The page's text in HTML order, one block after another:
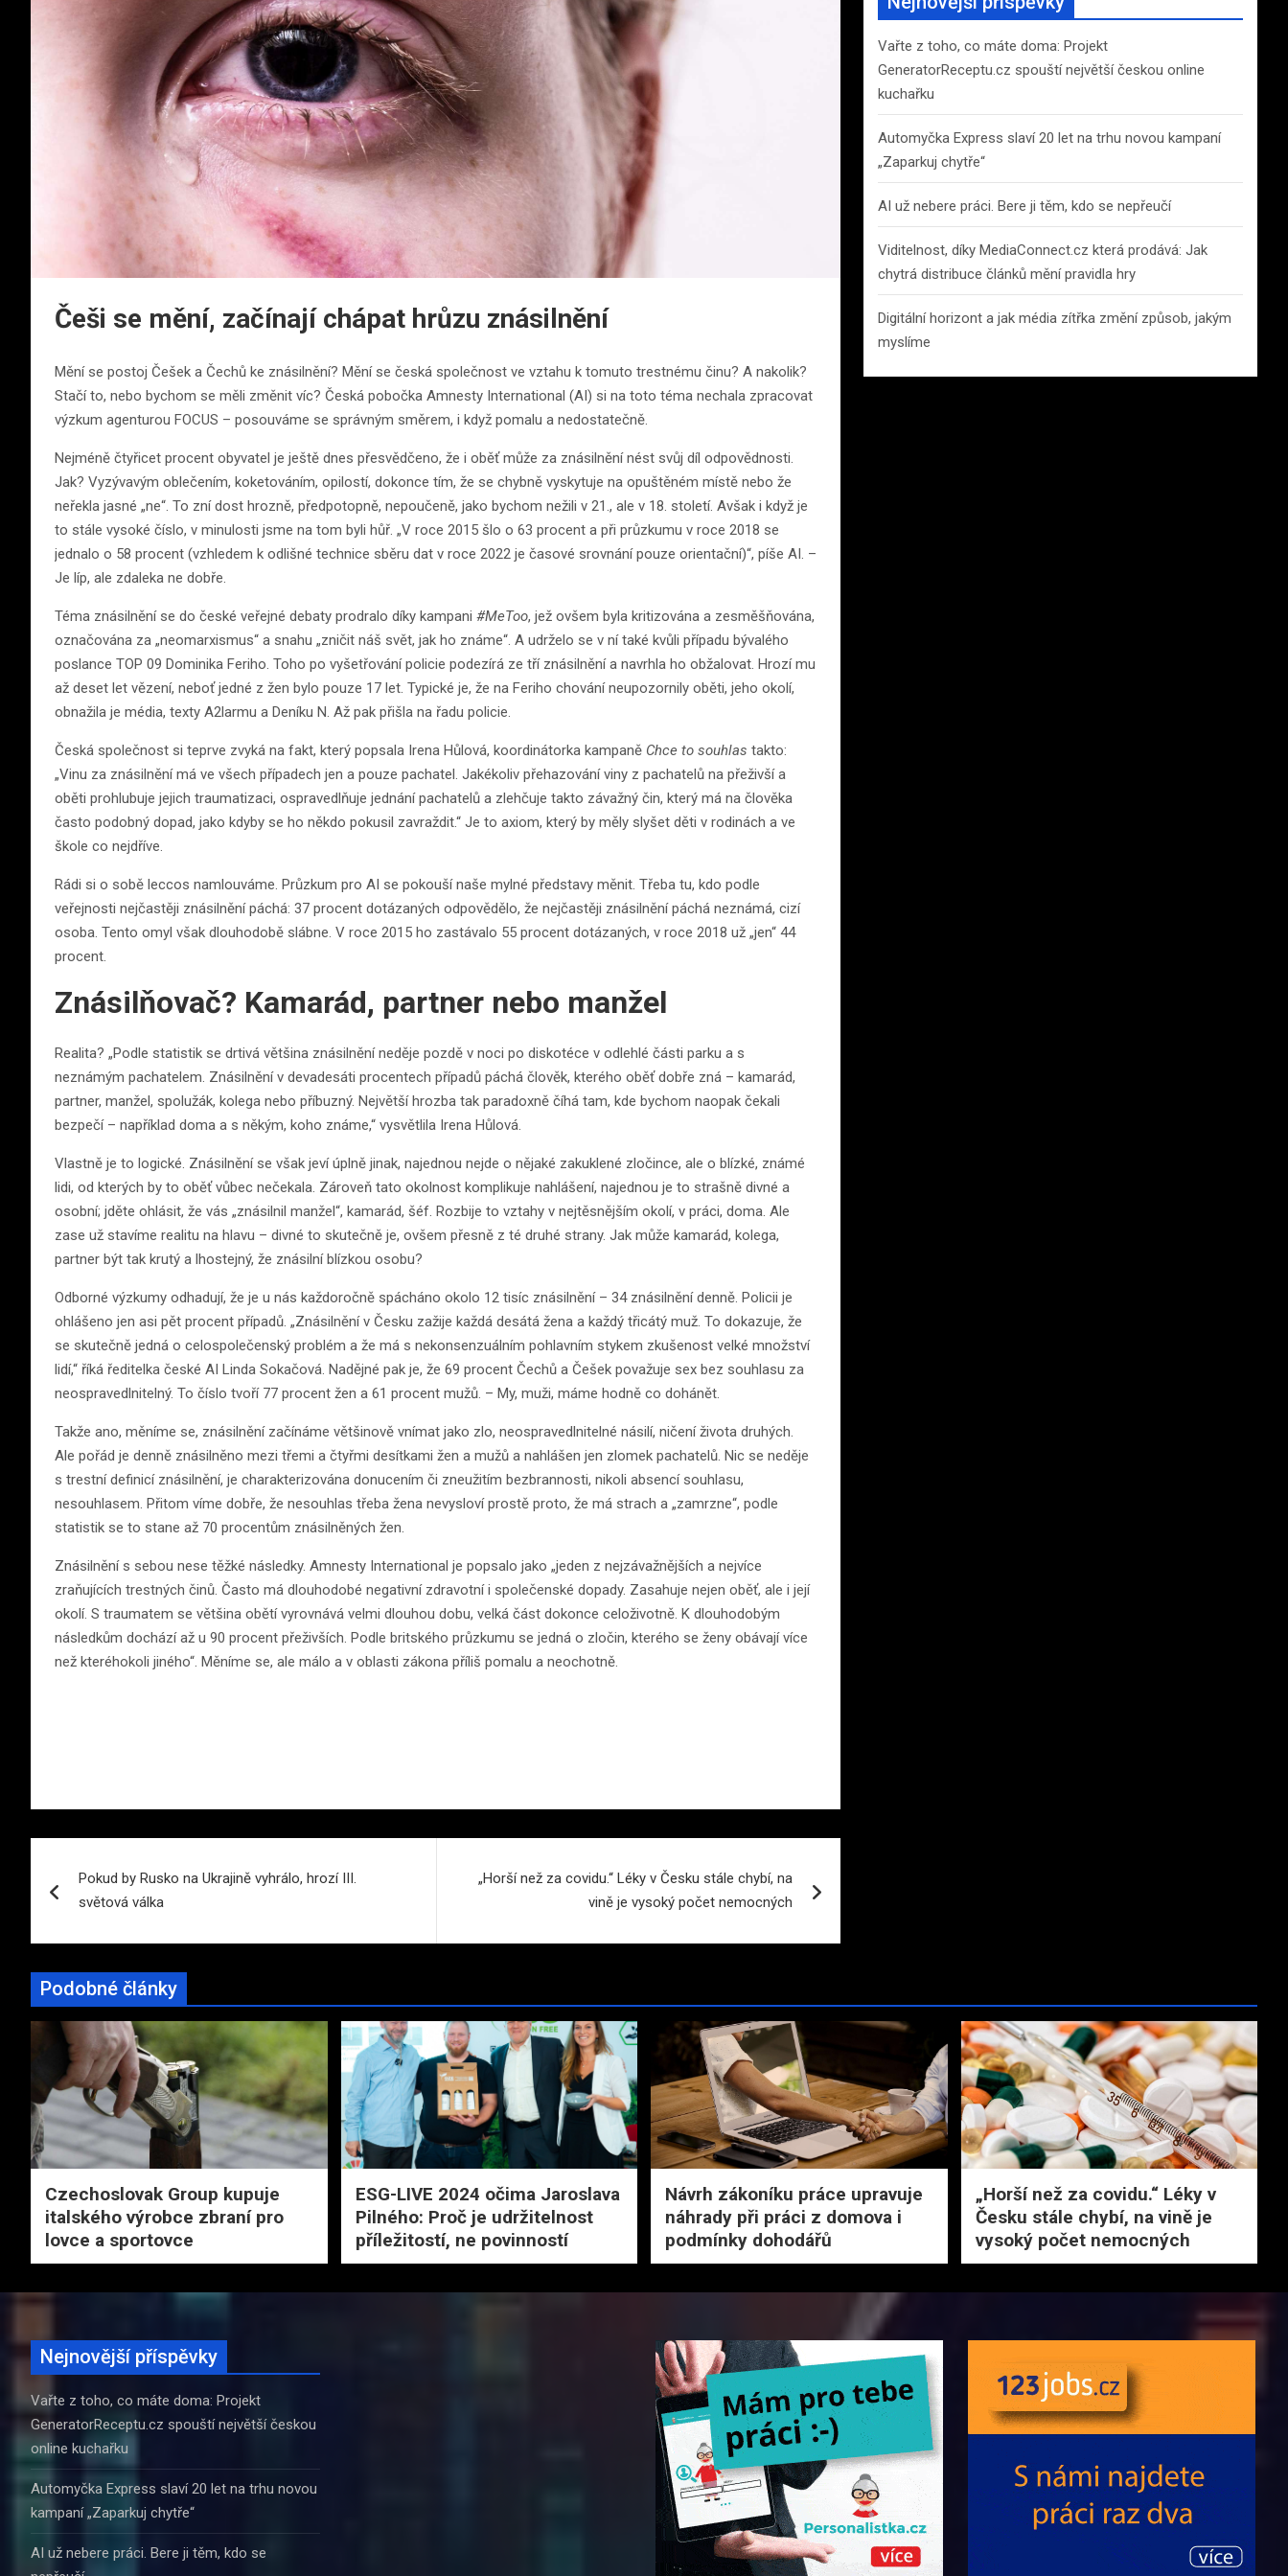
Češi se mění, začínají chápat hrůzu znásilnění
Mění se postoj Češek a Čechů ke znásilnění? Mění se česká společnost ve vztahu k tomuto trestnému činu? A nakolik?
Stačí to, nebo bychom se měli změnit víc? Česká pobočka Amnesty International (AI) si na toto téma nechala zpracovat
výzkum agenturou FOCUS – posouváme se správným směrem, i když pomalu a nedostatečně.
Nejméně čtyřicet procent obyvatel je ještě dnes přesvědčeno, že i oběť může za znásilnění nést svůj díl odpovědnosti.
Jak? Vyzývavým oblečením, koketováním, opilostí, dokonce tím, že se chybně vyskytuje na opuštěném místě nebo že
neřekla jasné „ne“. To zní dost hrozně, předpotopně, nepoučeně, jako bychom nežili v 21., ale v 18. století. Avšak i když je
to stále vysoké číslo, v minulosti jsme na tom byli hůř. „V roce 2015 šlo o 63 procent a při průzkumu v roce 2018 se
jednalo o 58 procent (vzhledem k odlišné technice sběru dat v roce 2022 je časové srovnání pouze orientační)“, píše AI. –
Je líp, ale zdaleka ne dobře.
Téma znásilnění se do české veřejné debaty prodralo díky kampani #MeToo, jež ovšem byla kritizována a zesměšňována,
označována za „neomarxismus“ a snahu „zničit náš svět, jak ho známe“. A udrželo se v ní také kvůli případu bývalého
poslance TOP 09 Dominika Feriho. Toho po vyšetřování policie podezírá ze tří znásilnění a navrhla ho obžalovat. Hrozí mu
až deset let vězení, neboť jedné z žen bylo pouze 17 let. Typické je, že na Feriho chování neupozornily oběti, jeho okolí,
obnažila je média, texty A2larmu a Deníku N. Až pak přišla na řadu policie.
Česká společnost si teprve zvyká na fakt, který popsala Irena Hůlová, koordinátorka kampaně Chce to souhlas takto:
„Vinu za znásilnění má ve všech případech jen a pouze pachatel. Jakékoliv přehazování viny z pachatelů na přeživší a
oběti prohlubuje jejich traumatizaci, ospravedlňuje jednání pachatelů a zlehčuje takto závažný čin, který má na člověka
často podobný dopad, jako kdyby se ho někdo pokusil zavraždit.“ Je to axiom, který by měly slyšet děti v rodinách a ve
škole co nejdříve.
Rádi si o sobě leccos namlouváme. Průzkum pro AI se pokouší naše mylné představy měnit. Třeba tu, kdo podle
veřejnosti nejčastěji znásilnění páchá: 37 procent dotázaných odpovědělo, že nejčastěji znásilnění páchá neznámá, cizí
osoba. Tento omyl však dlouhodobě slábne. V roce 2015 ho zastávalo 55 procent dotázaných, v roce 2018 už „jen“ 44
procent.
Znásilňovač? Kamarád, partner nebo manžel
Realita? „Podle statistik se drtivá většina znásilnění neděje pozdě v noci po diskotéce v odlehlé části parku a s
neznámým pachatelem. Znásilnění v devadesáti procentech případů páchá člověk, kterého oběť dobře zná – kamarád,
partner, manžel, spolužák, kolega nebo příbuzný. Největší hrozba tak paradoxně číhá tam, kde bychom naopak čekali
bezpečí – například doma a s někým, koho známe,“ vysvětlila Irena Hůlová.
Vlastně je to logické. Znásilnění se však jeví úplně jinak, najednou nejde o nějaké zakuklené zločince, ale o blízké, známé
lidi, od kterých by to oběť vůbec nečekala. Zároveň tato okolnost komplikuje nahlášení, najednou je to strašně divné a
osobní; jděte ohlásit, že vás „znásilnil manžel“, kamarád, šéf. Rozbije to vztahy v nejtěsnějším okolí, v práci, doma. Ale
zase už stavíme realitu na hlavu – divné to skutečně je, ovšem přesně z té druhé strany. Jak může kamarád, kolega,
partner být tak krutý a lhostejný, že znásilní blízkou osobu?
Odborné výzkumy odhadují, že je u nás každoročně spácháno okolo 12 tisíc znásilnění – 34 znásilnění denně. Policii je
ohlášeno jen asi pět procent případů. „Znásilnění v Česku zažije každá desátá žena a každý třicátý muž. To dokazuje, že
se skutečně jedná o celospolečenský problém a že má s nekonsenzuálním pohlavním stykem zkušenost velké množství
lidí,“ říká ředitelka české AI Linda Sokačová. Nadějné pak je, že 69 procent Čechů a Češek považuje sex bez souhlasu za
neospravedlnitelný. To číslo tvoří 77 procent žen a 61 procent mužů. – My, muži, máme hodně co dohánět.
Takže ano, měníme se, znásilnění začínáme většinově vnímat jako zlo, neospravedlnitelné násilí, ničení života druhých.
Ale pořád je denně znásilněno mezi třemi a čtyřmi desítkami žen a mužů a nahlášen jen zlomek pachatelů. Nic se neděje
s trestní definicí znásilnění, je charakterizována donucením či zneužitím bezbrannosti, nikoli absencí souhlasu,
nesouhlasem. Přitom víme dobře, že nesouhlas třeba žena nevysloví prostě proto, že má strach a „zamrzne“, podle
statistik se to stane až 70 procentům znásilněných žen.
Znásilnění s sebou nese těžké následky. Amnesty International je popsalo jako „jeden z nejzávažnějších a nejvíce
zraňujících trestných činů. Často má dlouhodobé negativní zdravotní i společenské dopady. Zasahuje nejen oběť, ale i její
okolí. S traumatem se většina obětí vyrovnává velmi dlouhou dobu, velká část dokonce celoživotně. K dlouhodobým
následkům dochází až u 90 procent přeživších. Podle britského průzkumu se jedná o zločin, kterého se ženy obávají více
než kteréhokoli jiného“. Měníme se, ale málo a v oblasti zákona příliš pomalu a neochotně.
pro
příspěvek
Pokud by Rusko na Ukrajině vyhrálo, hrozí III.
světová válka
„Horší než za covidu.“ Léky v Česku stále chybí, na
vině je vysoký počet nemocných
h
Vařte z toho, co máte doma: Projekt
GeneratorReceptu.cz spouští největší českou online
kuchařku
Automyčka Express slaví 20 let na trhu novou kampaní
„Zaparkuj chytře“
AI už nebere práci. Bere ji těm, kdo se nepřeučí
Viditelnost, díky MediaConnect.cz která prodává: Jak
chytrá distribuce článků mění pravidla hry
Digitální horizont a jak média zítřka změní způsob, jakým
myslíme
Podobné články
Czechoslovak Group kupuje
italského výrobce zbraní pro
lovce a sportovce
ESG-LIVE 2024 očima Jaroslava
Pilného: Proč je udržitelnost
příležitostí, ne povinností
Návrh zákoníku práce upravuje
náhrady při práci z domova i
podmínky dohodářů
„Horší než za covidu.“ Léky v
Česku stále chybí, na vině je
vysoký počet nemocných
Nejnovější příspěvky
Vařte z toho, co máte doma: Projekt
GeneratorReceptu.cz spouští největší českou
online kuchařku
Automyčka Express slaví 20 let na trhu novou
kampaní „Zaparkuj chytře“
AI už nebere práci. Bere ji těm, kdo se